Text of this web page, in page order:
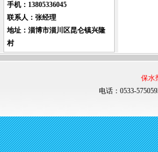
手机： 13805336045
联系人：张经理
地址：淄博市淄川区昆仑镇兴隆
村
保水
电话：0533-